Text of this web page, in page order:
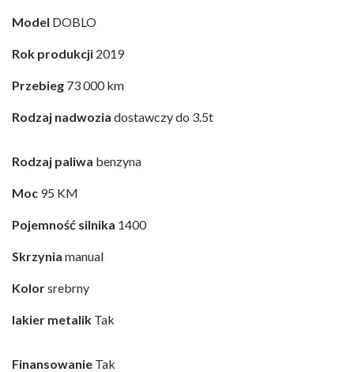
Model DOBLO
Rok produkcji 2019
Przebieg 73 000 km
Rodzaj nadwozia dostawczy do 3.5t
Rodzaj paliwa benzyna
Moc 95 KM
Pojemność silnika 1400
Skrzynia manual
Kolorsrebrny
lakier metalik Tak
Finansowanie Tak